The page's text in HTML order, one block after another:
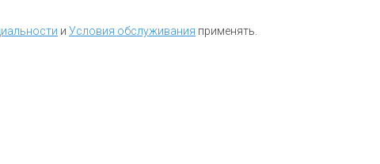
и Условия обслуживания применять.